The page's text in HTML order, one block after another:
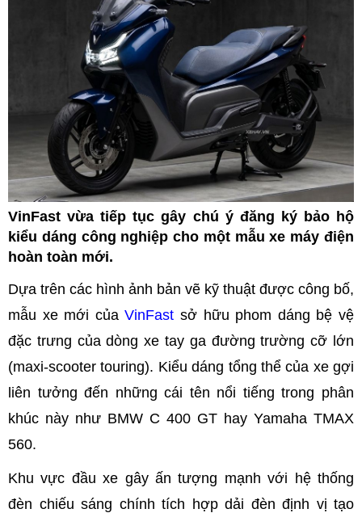
VinFast vừa tiếp tục gây chú ý đăng ký bảo hộ
kiểu dáng công nghiệp cho một mẫu xe máy điện
hoàn toàn mới.
Dựa trên các hình ảnh bản vẽ kỹ thuật được công bố,
mẫu xe mới củaVinFastsở hữu phom dáng bệ vệ
đặc trưng của dòng xe tay ga đường trường cỡ lớn
(maxi-scooter touring). Kiểu dáng tổng thể của xe gợi
liên tưởng đến những cái tên nổi tiếng trong phân
khúc này như BMW C 400 GT hay Yamaha TMAX
560.
Khu vực đầu xe gây ấn tượng mạnh với hệ thống
đèn chiếu sáng chính tích hợp dải đèn định vị tạo